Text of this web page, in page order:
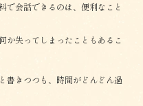
で会話できるのは、便利なこと
か失ってしまったこともあるこ
書きつつも、時間がどんどん過